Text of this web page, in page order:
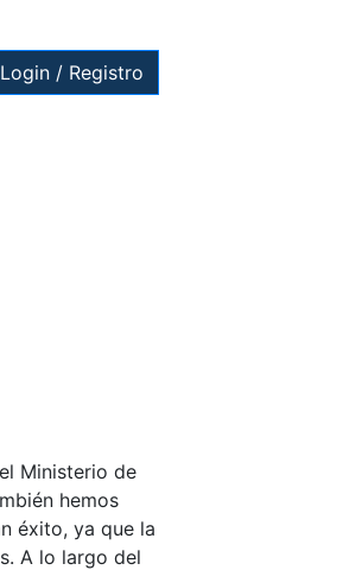
Login / Registro
Ministerio de
hemos
éxito, ya que la
A lo largo del